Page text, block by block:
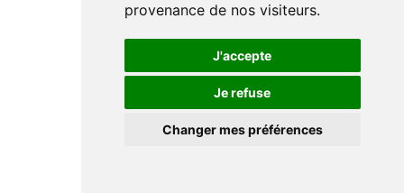
provenance de nos visiteurs.
J'accepte
Je refuse
Changer mes préférences